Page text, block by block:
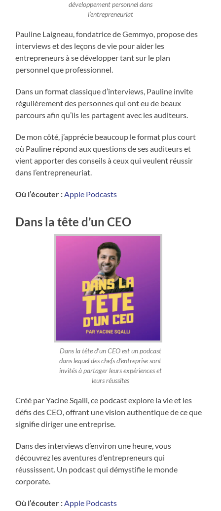
développement personnel dans
l’entrepreneuriat
Pauline Laigneau, fondatrice de Gemmyo, propose des
interviews et des leçons de vie pour aider les
entrepreneurs à se développer tant sur le plan
personnel que professionnel.
Dans un format classique d’interviews, Pauline invite
régulièrement des personnes qui ont eu de beaux
parcours afin qu’ils les partagent avec les auditeurs.
De mon côté, j’apprécie beaucoup le format plus court
où Pauline répond aux questions de ses auditeurs et
vient apporter des conseils à ceux qui veulent réussir
dans l’entrepreneuriat.
Où l’écouter :Apple Podcasts
Dans la tête d’un CEO
Dans la tête d’un CEO est un podcast
dans lequel des chefs d’entreprise sont
invités à partager leurs expériences et
leurs réussites
Créé par Yacine Sqalli, ce podcast explore la vie et les
défis des CEO, offrant une vision authentique de ce que
signifie diriger une entreprise.
Dans des interviews d’environ une heure, vous
découvrez les aventures d’entrepreneurs qui
réussissent. Un podcast qui démystifie le monde
corporate.
Où l’écouter : Apple Podcasts